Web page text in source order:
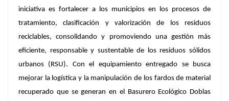
iniciativa es fortalecer a los municipios en los procesos de
tratamiento, clasificación y valorización de los residuos
reciclables, consolidando y promoviendo una gestión más
eficiente, responsable y sustentable de los residuos sólidos
urbanos (RSU). Con el equipamiento entregado se busca
mejorar la logística y la manipulación de los fardos de material
recuperado que se generan en el Basurero Ecológico Doblas